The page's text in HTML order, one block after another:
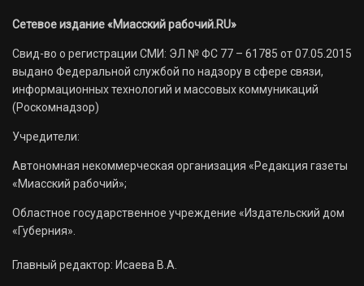
Сетевое издание «Миасский рабочий.RU»
Свид-во о регистрации СМИ: ЭЛ № ФС 77 – 61785 от 07.05.2015
выдано Федеральной службой по надзору в сфере связи,
информационных технологий и массовых коммуникаций
(Роскомнадзор)
Учредители:
Автономная некоммерческая организация «Редакция газеты
«Миасский рабочий»;
Областное государственное учреждение «Издательский дом
«Губерния».
Главный редактор: Исаева В.А.